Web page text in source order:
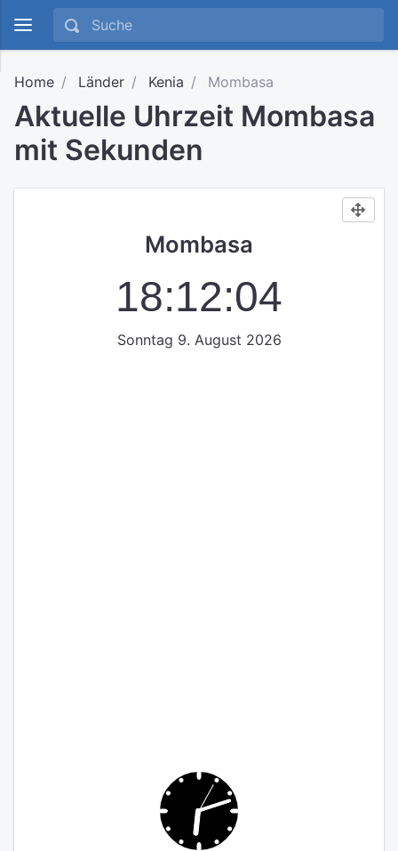
Home Länder Kenia Mombasa
Aktuelle Uhrzeit Mombasa
mit Sekunden
Mombasa
18:12:05
Sonntag 9. August 2026